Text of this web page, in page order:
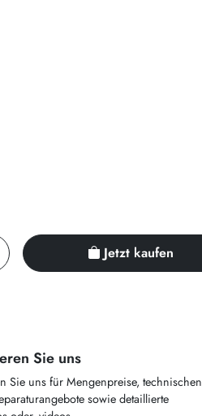
Jetzt kaufen
Sie uns
Sie uns für Mengenpreise, technischen
sowie detaillierte